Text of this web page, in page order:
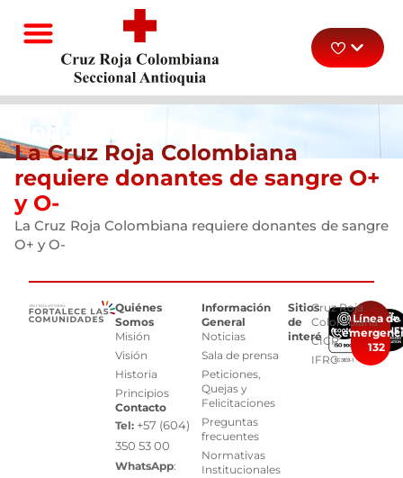
Noticias
La Cruz Roja Colombiana
requiere donantes de sangre O+
y O-
La Cruz Roja Colombiana requiere donantes de sangre
O+ y O-
Quiénes
Somos
Misión
Visión
Historia
Principios
Contacto
Tel: +57 (604)
350 53 00
WhatsApp:
Información
General
Noticias
Sala de prensa
Peticiones,
Quejas y
Felicitaciones
Preguntas
frecuentes
Normativas
Institucionales
Sitios
de
interés
Cruz Roja
Colombiana
CICR
IFRC
Línea de
132